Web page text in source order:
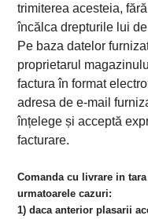
trimiterea acesteia,
încălca drepturile lui
Pe baza datelor
proprietarul
factura în format
adresa de e-mail
înțelege și acceptă
facturare.
Comanda cu livrare in
urmatoarele cazuri:
1) daca anterior plasarii